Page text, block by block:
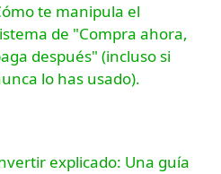
te manipula el
de "Compra ahora,
después" (incluso si
lo has usado).
explicado: Una guía